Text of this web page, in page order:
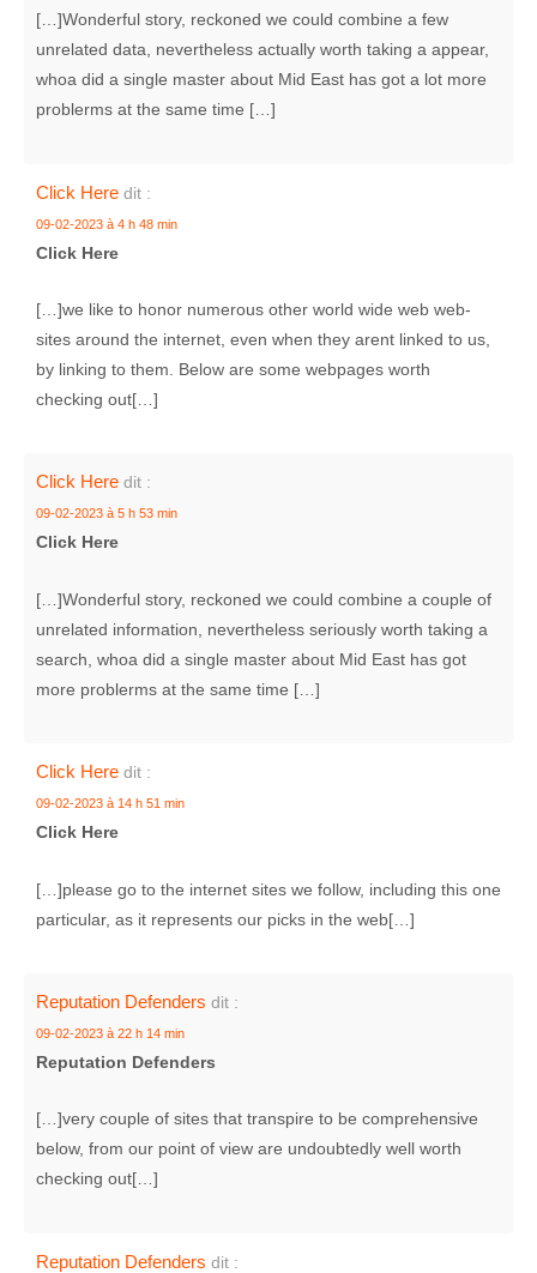
[…]Wonderful story, reckoned we could combine a few
unrelated data, nevertheless actually worth taking a appear,
whoa did a single master about Mid East has got a lot more
problerms at the same time […]
Click Here dit :
09-02-2023 à 4 h 48 min
Click Here
[…]we like to honor numerous other world wide web web-
sites around the internet, even when they arent linked to us,
by linking to them. Below are some webpages worth
checking out[…]
Click Here dit :
09-02-2023 à 5 h 53 min
Click Here
[…]Wonderful story, reckoned we could combine a couple of
unrelated information, nevertheless seriously worth taking a
search, whoa did a single master about Mid East has got
more problerms at the same time […]
Click Here dit :
09-02-2023 à 14 h 51 min
Click Here
[…]please go to the internet sites we follow, including this one
particular, as it represents our picks in the web[…]
Reputation Defenders dit :
09-02-2023 à 22 h 14 min
Reputation Defenders
[…]very couple of sites that transpire to be comprehensive
below, from our point of view are undoubtedly well worth
checking out[…]
Reputation Defenders dit :